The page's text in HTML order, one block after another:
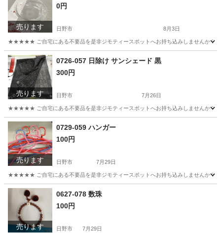
売ります
0円
日野市 8月3日
★★★★★ ご自宅にある不要品を是非ジモティースポットへお持ち込みしませんか？
東京 日野市 パイレックス
売ります
0726-057 日除け サンシェード 黒
300円
日野市 7月26日
★★★★★ ご自宅にある不要品を是非ジモティースポットへお持ち込みしませんか？
東京 日野市 サンシェード
売ります
0729-059 ハンガー
100円
日野市 7月29日
★★★★★ ご自宅にある不要品を是非ジモティースポットへお持ち込みしませんか？
東京 日野市 現地
売ります
0627-078 数珠
100円
日野市 7月29日